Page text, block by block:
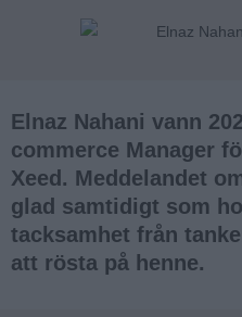
Elnaz Nahani vann
commerce Manager
Xeed. Meddelandet
glad samtidigt som
tacksamhet från
att rösta på henne.